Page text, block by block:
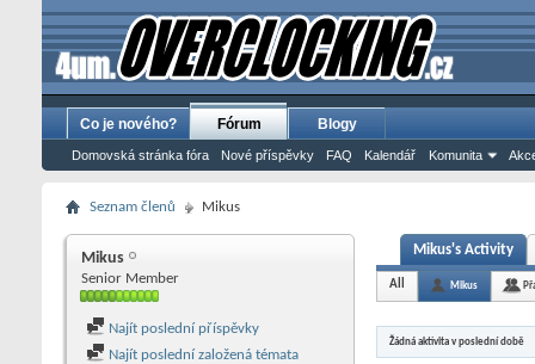
Co je nového? Fórum
Domovská stránka fóra Nové příspěvky FAQ Kalendář Komunita
Blogy
Seznam členů Mikus
Mikus
Senior Member
Najít poslední příspěvky
Najít poslední založená témata
Mikus's Activity
All Mikus
Žádná aktivita v poslední době